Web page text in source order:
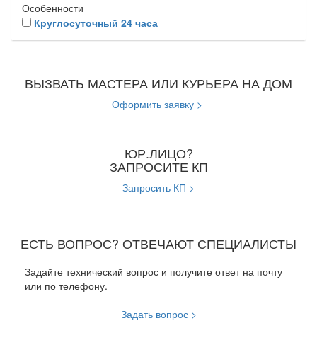
Особенности
Круглосуточный 24 часа
ВЫЗВАТЬ МАСТЕРА ИЛИ КУРЬЕРА НА ДОМ
Оформить заявку >
ЮР.ЛИЦО?
ЗАПРОСИТЕ КП
Запросить КП >
ЕСТЬ ВОПРОС? ОТВЕЧАЮТ СПЕЦИАЛИСТЫ
Задайте технический вопрос и получите ответ на почту
или по телефону.
Задать вопрос >